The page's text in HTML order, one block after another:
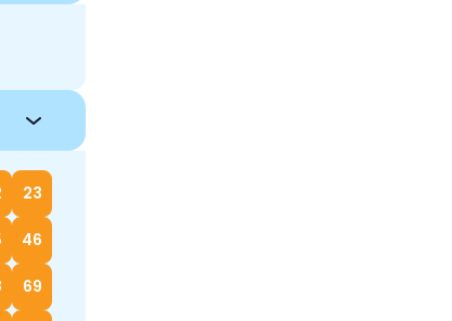
23
46
69